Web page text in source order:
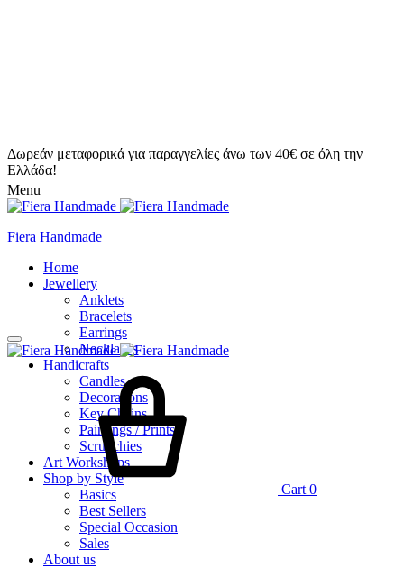
Δωρεάν μεταφορικά για παραγγελίες άνω των 40€ σε όλη την
Ελλάδα!
Menu
Fiera Handmade
Home
Jewellery
Anklets
Bracelets
Earrings
Necklaces
Handicrafts
Candles
Decorations
Key Chains
Paintings / Prints
Scrunchies
Art Workshops
Shop by Style
Basics
Best Sellers
Special Occasion
Sales
About us
Cart 0